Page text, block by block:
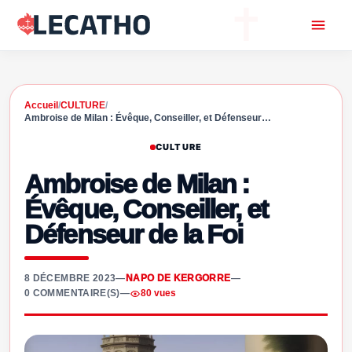
Accueil /CULTURE/
Ambroise de Milan : Évêque, Conseiller, et Défenseur…
CULTURE
Ambroise de Milan :
Évêque, Conseiller, et
Défenseur de la Foi
8 DÉCEMBRE 2023— NAPO DE KERGORRE—
0 COMMENTAIRE(S)— 80 vues